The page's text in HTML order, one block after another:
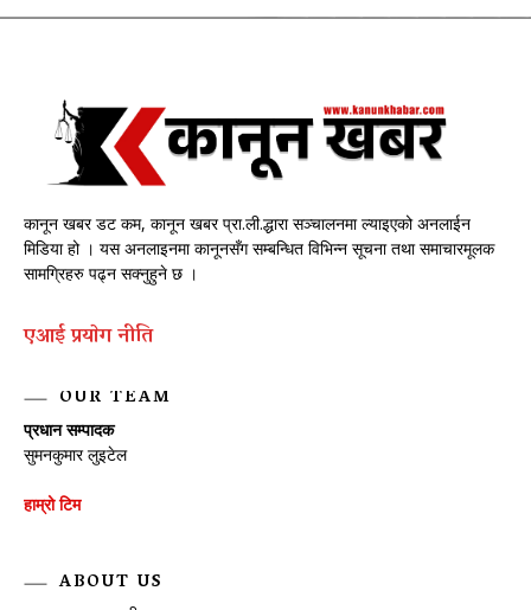
कानून खबर डट कम, कानून खबर प्रा.ली.द्धारा सञ्चालनमा ल्याइएको अनलाईन
मिडिया हो । यस अनलाइनमा कानूनसँग सम्बन्धित विभिन्न सूचना तथा समाचारमूलक
सामग्रिहरु पढ्न सक्नुहुने छ ।
एआई प्रयाेग नीति
OUR TEAM
प्रधान सम्पादक
सुमनकुमार लुइटेल
हाम्रो टिम
ABOUT US